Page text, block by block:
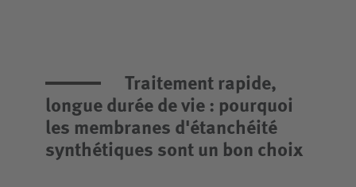
Traitement rapide,
longue durée de vie : pourquoi
les membranes d'étanchéité
synthétiques sont un bon choix